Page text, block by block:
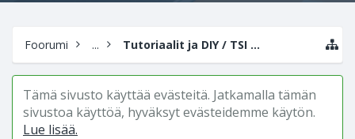
Foorumi ... Tutoriaalit ja DIY / TSI (Tee-Se-Itse)
Tämä sivusto käyttää evästeitä. Jatkamalla tämän
sivustoa käyttöä, hyväksyt evästeidemme käytön.
Lue lisää.